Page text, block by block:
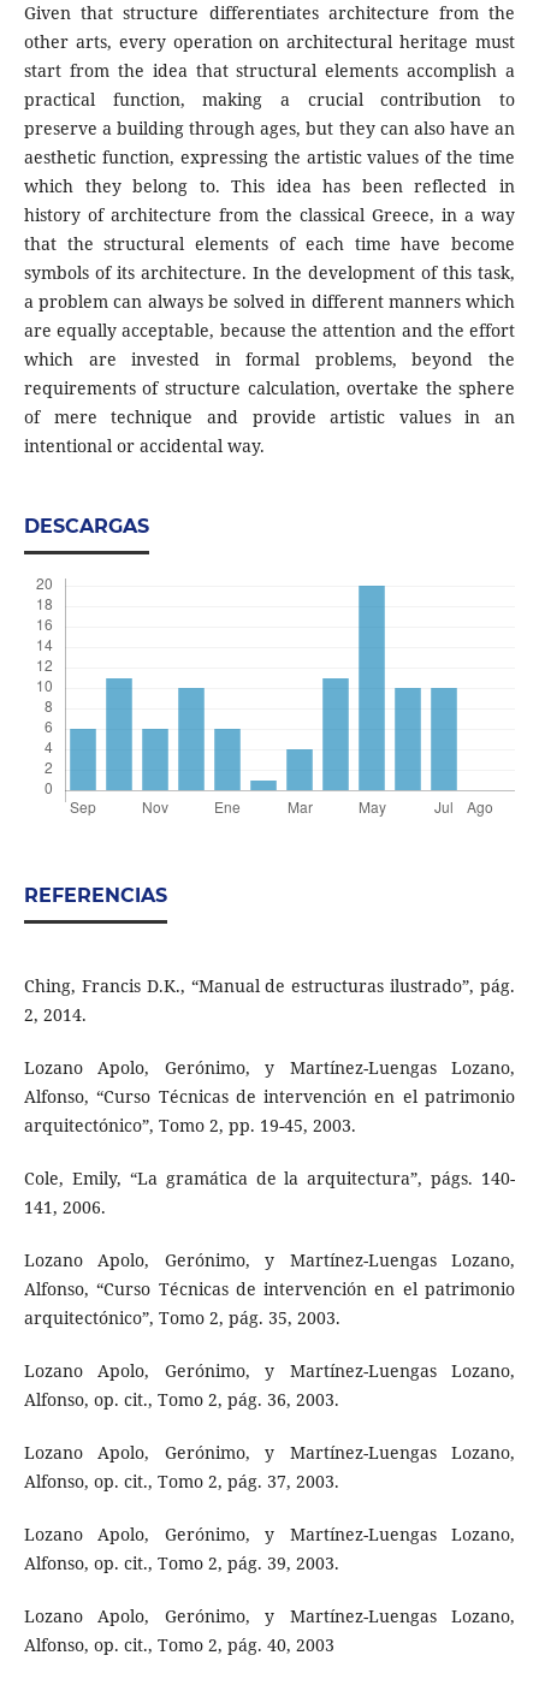
Given that structure differentiates architecture from the
other arts, every operation on architectural heritage must
start from the idea that structural elements accomplish a
practical function, making a crucial contribution to
preserve a building through ages, but they can also have an
aesthetic function, expressing the artistic values of the time
which they belong to. This idea has been reflected in
history of architecture from the classical Greece, in a way
that the structural elements of each time have become
symbols of its architecture. In the development of this task,
a problem can always be solved in different manners which
are equally acceptable, because the attention and the effort
which are invested in formal problems, beyond the
requirements of structure calculation, overtake the sphere
of mere technique and provide artistic values in an
intentional or accidental way.
DESCARGAS
REFERENCIAS
Ching, Francis D.K., “Manual de estructuras ilustrado”, pág.
2, 2014.
Lozano Apolo, Gerónimo, y Martínez-Luengas Lozano,
Alfonso, “Curso Técnicas de intervención en el patrimonio
arquitectónico”, Tomo 2, pp. 19-45, 2003.
Cole, Emily, “La gramática de la arquitectura”, págs. 140-
141, 2006.
Lozano Apolo, Gerónimo, y Martínez-Luengas Lozano,
Alfonso, “Curso Técnicas de intervención en el patrimonio
arquitectónico”, Tomo 2, pág. 35, 2003.
Lozano Apolo, Gerónimo, y Martínez-Luengas Lozano,
Alfonso, op. cit., Tomo 2, pág. 36, 2003.
Lozano Apolo, Gerónimo, y Martínez-Luengas Lozano,
Alfonso, op. cit., Tomo 2, pág. 37, 2003.
Lozano Apolo, Gerónimo, y Martínez-Luengas Lozano,
Alfonso, op. cit., Tomo 2, pág. 39, 2003.
Lozano Apolo, Gerónimo, y Martínez-Luengas Lozano,
Alfonso, op. cit., Tomo 2, pág. 40, 2003